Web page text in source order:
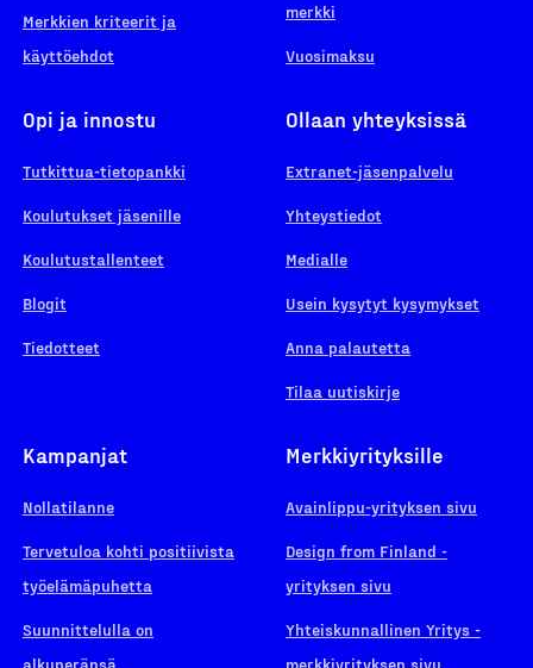
Merkkien kriteerit ja
käyttöehdot
merkki
Vuosimaksu
Opi ja innostu
Tutkittua-tietopankki
Koulutukset jäsenille
Koulutustallenteet
Blogit
Tiedotteet
Ollaan yhteyksissä
Extranet-jäsenpalvelu
Yhteystiedot
Medialle
Usein kysytyt kysymykset
Anna palautetta
Tilaa uutiskirje
Kampanjat
Nollatilanne
Tervetuloa kohti positiivista
työelämäpuhetta
Suunnittelulla on
alkuperänsä
Merkkiyrityksille
Avainlippu-yrityksen sivu
Design from Finland -
yrityksen sivu
Yhteiskunnallinen Yritys -
merkkiyrityksen sivu